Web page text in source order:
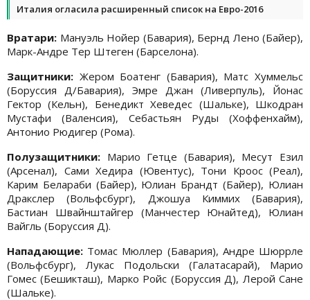
Италия огласила расширенный список на Евро-2016
Вратари: Мануэль Нойер (Бавария), Бернд Лено (Байер),
Марк-Андре Тер Штеген (Барселона).
Защитники: Жером Боатенг (Бавария), Матс Хуммельс
(Боруссия Д/Бавария), Эмре Джан (Ливерпуль), Йонас
Гектор (Кельн), Бенедикт Хеведес (Шальке), Шкодран
Мустафи (Валенсия), Себастьян Руды (Хоффенхайм),
Антонио Рюдигер (Рома).
Полузащитники: Марио Гетце (Бавария), Месут Езил
(Арсенал), Сами Хедира (Ювентус), Тони Кроос (Реал),
Карим Белараби (Байер), Юлиан Брандт (Байер), Юлиан
Дракслер (Вольфсбург), Джошуа Киммих (Бавария),
Бастиан Швайнштайгер (Манчестер Юнайтед), Юлиан
Вайгль (Боруссия Д).
Нападающие: Томас Мюллер (Бавария), Андре Шюррле
(Вольфсбург), Лукас Подольски (Галатасарай), Марио
Гомес (Бешикташ), Марко Ройс (Боруссия Д), Лерой Сане
(Шальке).